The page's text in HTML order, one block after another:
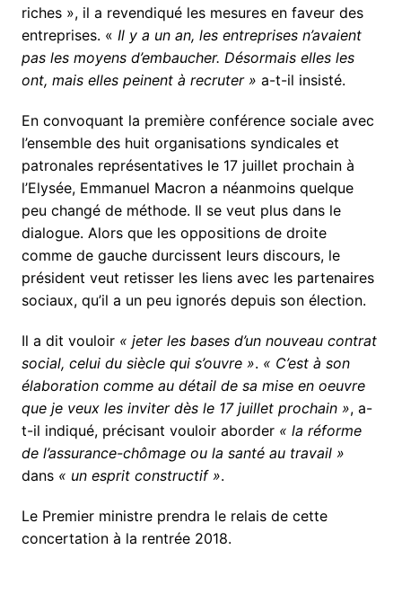
riches », il a revendiqué les mesures en faveur des
entreprises. « Il y a un an, les entreprises n’avaient
pas les moyens d’embaucher. Désormais elles les
ont, mais elles peinent à recruter » a-t-il insisté.
En convoquant la première conférence sociale avec
l’ensemble des huit organisations syndicales et
patronales représentatives le 17 juillet prochain à
l’Elysée, Emmanuel Macron a néanmoins quelque
peu changé de méthode. Il se veut plus dans le
dialogue. Alors que les oppositions de droite
comme de gauche durcissent leurs discours, le
président veut retisser les liens avec les partenaires
sociaux, qu’il a un peu ignorés depuis son élection.
Il a dit vouloir « jeter les bases d’un nouveau contrat
social, celui du siècle qui s’ouvre ». « C’est à son
élaboration comme au détail de sa mise en oeuvre
que je veux les inviter dès le 17 juillet prochain », a-
t-il indiqué, précisant vouloir aborder « la réforme
de l’assurance-chômage ou la santé au travail »
dans « un esprit constructif ».
Le Premier ministre prendra le relais de cette
concertation à la rentrée 2018.